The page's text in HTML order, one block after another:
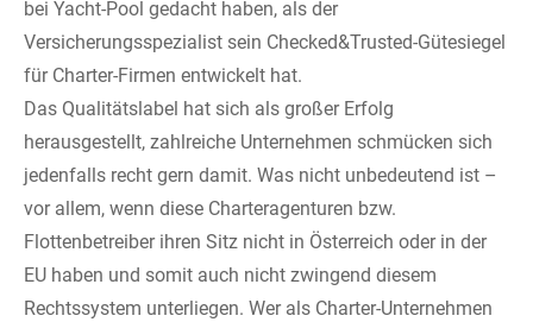
bei Yacht-Pool gedacht haben, als der
Versicherungsspezialist sein Checked&Trusted-Gütesiegel
für Charter-Firmen entwickelt hat.
Das Qualitätslabel hat sich als großer Erfolg
herausgestellt, zahlreiche Unternehmen schmücken sich
jedenfalls recht gern damit. Was nicht unbedeutend ist –
vor allem, wenn diese Charteragenturen bzw.
Flottenbetreiber ihren Sitz nicht in Österreich oder in der
EU haben und somit auch nicht zwingend diesem
Rechtssystem unterliegen. Wer als Charter-Unternehmen